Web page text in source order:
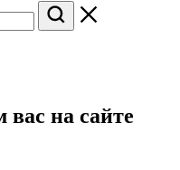
вас на сайте